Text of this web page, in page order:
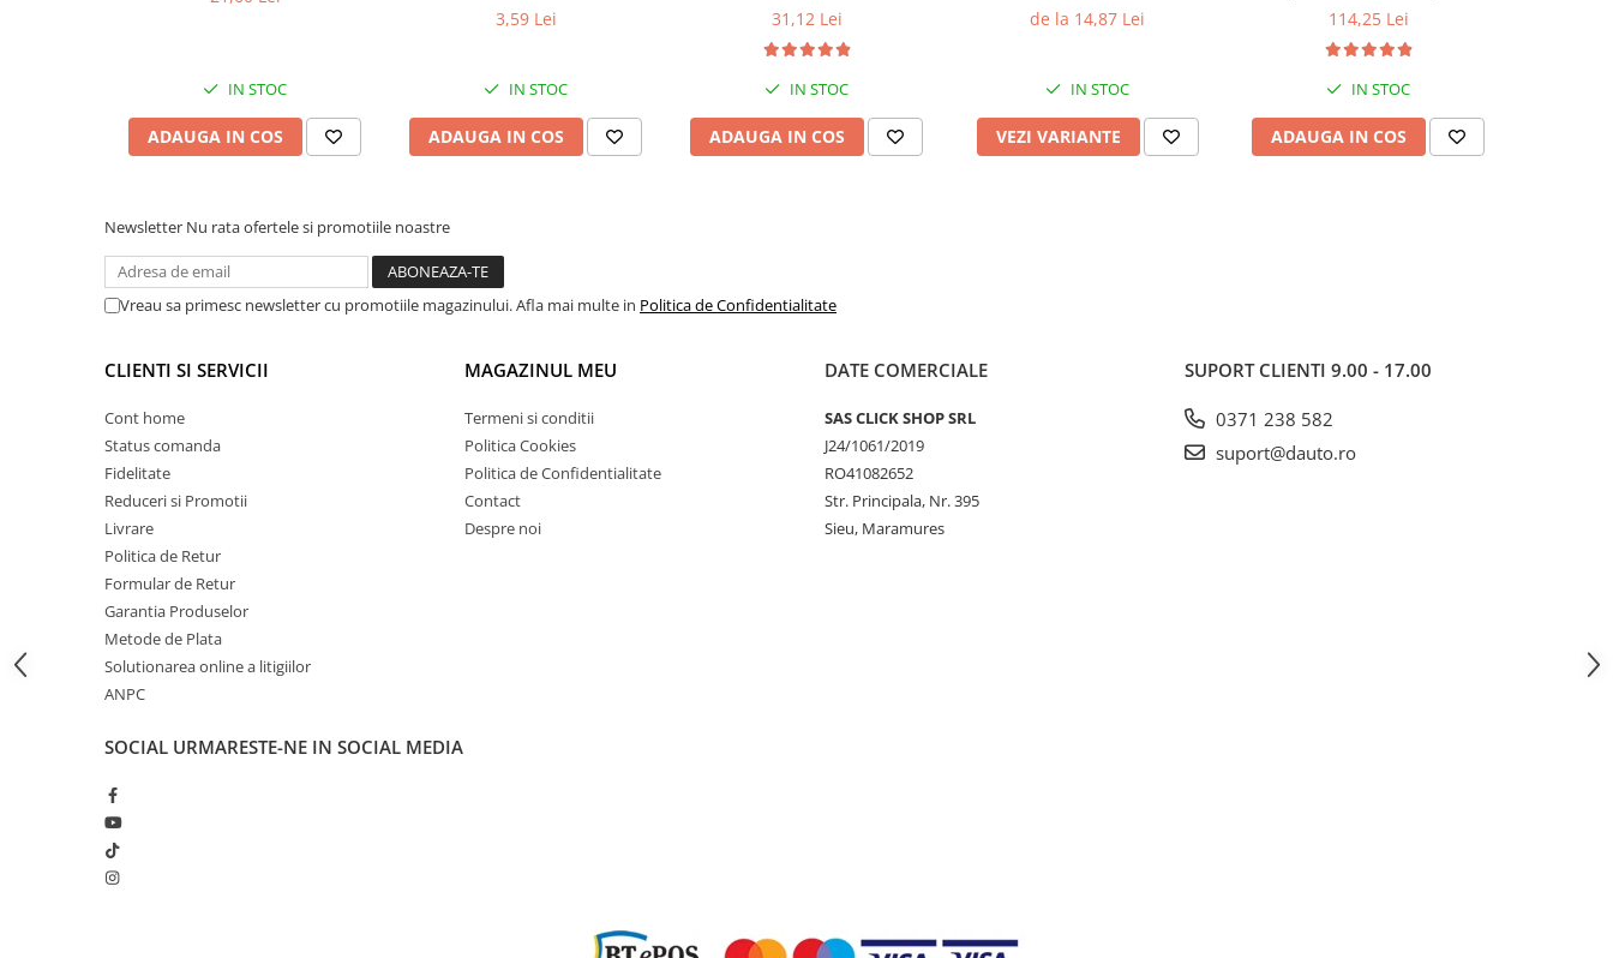
Lampi LED auto dedicate
Lampi numar Inmatriculare
Lampi Fata LED & Semnalizare
Lampi Spate cu Bec & Triple
Lampi Spate LED & Triple
Lumini de Zi, DRL
Proiectoare suplimentare, Camion,
Proiectoare Full LED
Proiectoare Halogen plus LED
Dispozitive Avertizare
Accesorii Goarne Pneumatice
Autocolante reflectorizante si
fluorescente
Avertizare sonora
de Avertizare
Goarne si trompete cu aer
Benzi si placi reflectorizante
Girofaruri auto si camion
Goarne / Trompete Pneumatice
IN STOC
ADAUGA IN COS
3,59 Lei
IN STOC
ADAUGA IN COS
31,12 Lei
IN STOC
ADAUGA IN COS
de la 14,87 Lei
IN STOC
VEZI VARIANTE
aer pentru anvelope auto
114,25 Lei
IN STOC
ADAUGA IN COS
Newsletter Nu rata ofertele si promotiile noastre
Vreau sa primesc newsletter cu promotiile magazinului. Afla mai multe in Politica de Confidentialitate
CLIENTI SI SERVICII
Cont home
Status comanda
Fidelitate
Reduceri si Promotii
Livrare
Politica de Retur
Formular de Retur
Garantia Produselor
Metode de Plata
Solutionarea online a litigiilor
ANPC
MAGAZINUL MEU
Termeni si conditii
Politica Cookies
Politica de Confidentialitate
Contact
Despre noi
DATE COMERCIALE
SAS CLICK SHOP SRL
J24/1061/2019
RO41082652
Str. Principala, Nr. 395
Sieu, Maramures
SUPORT CLIENTI 9.00 - 17.00
0371 238 582
suport@dauto.ro
SOCIAL URMARESTE-NE IN SOCIAL MEDIA